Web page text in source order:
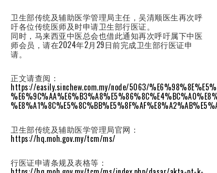
卫生部传统及辅助医学管理局主任，吴清顺医生再次呼
吁各位传统医师及时申请卫生部行医证。
同时，马来西亚中医总会也借此通知再次呼吁属下中医
师会员，请在2024年2月29日前完成卫生部行医证申
请。
正文请查阅：
https://easily.sinchew.com.my/node/5063/
卫生部传统及辅助医学管理局官网：
https://hq.moh.gov.my/tcm/ms/
行医证申请条规及表格等：